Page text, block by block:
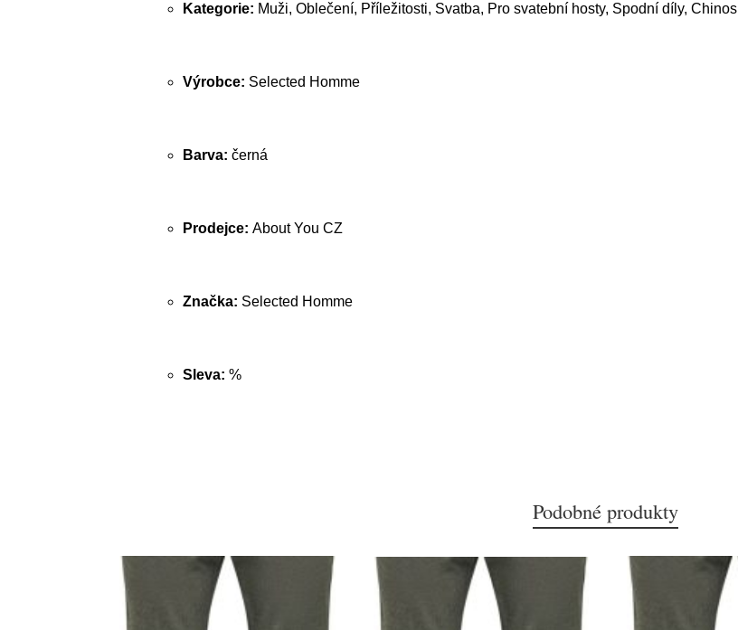
Kategorie: Muži, Oblečení, Příležitosti, Svatba, Pro svatební hosty, Spodní díly, Chinos
Výrobce: Selected Homme
Barva: černá
Prodejce: About You CZ
Značka: Selected Homme
Sleva: %
Podobné produkty